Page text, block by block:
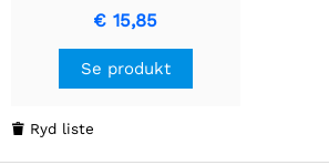
JORDFORBINDELSE
€ 15,85
Se produkt
 Ryd liste